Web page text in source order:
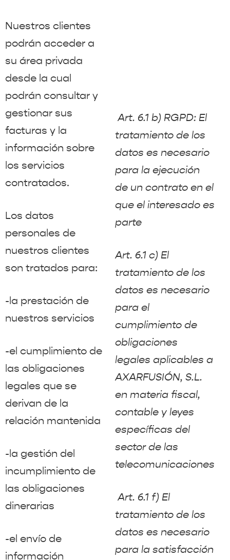
Nuestros clientes
podrán acceder a
su área privada
desde la cual
podrán consultar y
gestionar sus
facturas y la
información sobre
los servicios
contratados.
Los datos
personales de
nuestros clientes
son tratados para:
-la prestación de
nuestros servicios
-el cumplimiento de
las obligaciones
legales que se
derivan de la
relación mantenida
-la gestión del
incumplimiento de
las obligaciones
dinerarias
-el envío de
información
Art. 6.1 b) RGPD: El
tratamiento de los
datos es necesario
para la ejecución
de un contrato en el
que el interesado es
parte
Art. 6.1 c) El
tratamiento de los
datos es necesario
para el
cumplimiento de
obligaciones
legales aplicables a
AXARFUSIÓN, S.L.
en materia fiscal,
contable y leyes
específicas del
sector de las
telecomunicaciones
Art. 6.1 f) El
tratamiento de los
datos es necesario
para la satisfacción